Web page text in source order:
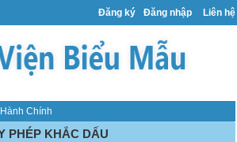
Đăng ký Đăng nhập Liên hệ
Chính
PHÉP KHẮC DẤU